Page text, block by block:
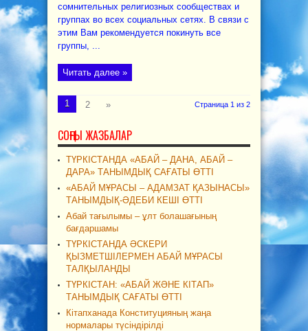
сомнительных религиозных сообществах и
группах во всех социальных сетях. В связи с
этим Вам рекомендуется покинуть все
группы, ...
Читать далее »
Страница 1 из 2
1 2 »
СОҢҒЫ ЖАЗБАЛАР
ТҮРКІСТАНДА «АБАЙ – ДАНА, АБАЙ –
ДАРА» ТАНЫМДЫҚ САҒАТЫ ӨТТІ
«АБАЙ МҰРАСЫ – АДАМЗАТ ҚАЗЫНАСЫ»
ТАНЫМДЫҚ-ӘДЕБИ КЕШІ ӨТТІ
Абай тағылымы – ұлт болашағының
бағдаршамы
ТҮРКІСТАНДА ӘСКЕРИ
ҚЫЗМЕТШІЛЕРМЕН АБАЙ МҰРАСЫ
ТАЛҚЫЛАНДЫ
ТҮРКІСТАН: «АБАЙ ЖӘНЕ КІТАП»
ТАНЫМДЫҚ САҒАТЫ ӨТТІ
Кітапханада Конституцияның жаңа
нормалары түсіндірілді